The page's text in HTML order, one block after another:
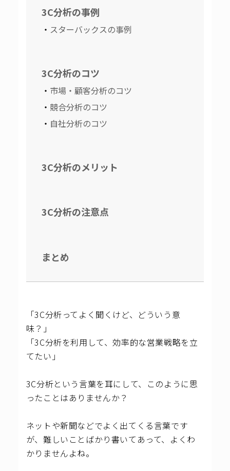
3C分析の事例
スターバックスの事例
3C分析のコツ
市場・顧客分析のコツ
競合分析のコツ
自社分析のコツ
3C分析のメリット
3C分析の注意点
まとめ
「3C分析ってよく聞くけど、どういう意
味？」
「3C分析を利用して、効率的な営業戦略を立
てたい」
3C分析という言葉を耳にして、このように思
ったことはありませんか？
ネットや新聞などでよく出てくる言葉です
が、難しいことばかり書いてあって、よくわ
かりませんよね。